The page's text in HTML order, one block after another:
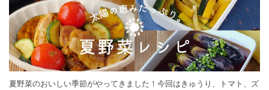
夏野菜のおいしい季節がやってきました！今回はきゅうり、トマト、ズ